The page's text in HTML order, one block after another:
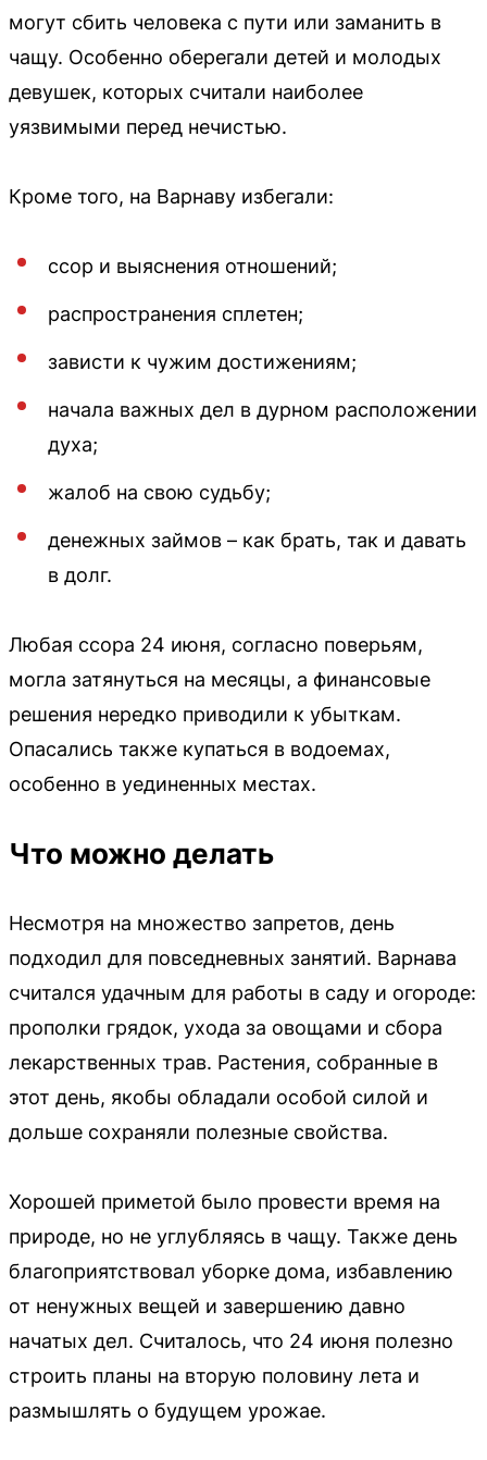
могут сбить человека с пути или заманить в
чащу. Особенно оберегали детей и молодых
девушек, которых считали наиболее
уязвимыми перед нечистью.
Кроме того, на Варнаву избегали:
ссор и выяснения отношений;
распространения сплетен;
зависти к чужим достижениям;
начала важных дел в дурном расположении
духа;
жалоб на свою судьбу;
денежных займов – как брать, так и давать
в долг.
Любая ссора 24 июня, согласно поверьям,
могла затянуться на месяцы, а финансовые
решения нередко приводили к убыткам.
Опасались также купаться в водоемах,
особенно в уединенных местах.
Что можно делать
Несмотря на множество запретов, день
подходил для повседневных занятий. Варнава
считался удачным для работы в саду и огороде:
прополки грядок, ухода за овощами и сбора
лекарственных трав. Растения, собранные в
этот день, якобы обладали особой силой и
дольше сохраняли полезные свойства.
Хорошей приметой было провести время на
природе, но не углубляясь в чащу. Также день
благоприятствовал уборке дома, избавлению
от ненужных вещей и завершению давно
начатых дел. Считалось, что 24 июня полезно
строить планы на вторую половину лета и
размышлять о будущем урожае.